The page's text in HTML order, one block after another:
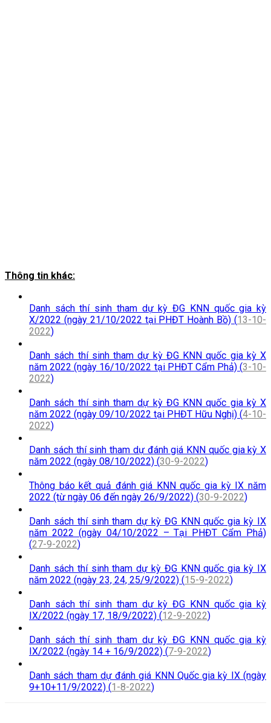
Thông tin khác:
Danh sách thí sinh tham dự kỳ ĐG KNN quốc gia kỳ
X/2022 (ngày 21/10/2022 tại PHĐT Hoành Bồ) (13-10-
2022)
Danh sách thí sinh tham dự kỳ ĐG KNN quốc gia kỳ X
năm 2022 (ngày 16/10/2022 tại PHĐT Cẩm Phả) (3-10-
2022)
Danh sách thí sinh tham dự kỳ ĐG KNN quốc gia kỳ X
năm 2022 (ngày 09/10/2022 tại PHĐT Hữu Nghị) (4-10-
2022)
Danh sách thí sinh tham dự đánh giá KNN quốc gia kỳ X
năm 2022 (ngày 08/10/2022) (30-9-2022)
Thông báo kết quả đánh giá KNN quốc gia kỳ IX năm
2022 (từ ngày 06 đến ngày 26/9/2022) (30-9-2022)
Danh sách thí sinh tham dự kỳ ĐG KNN quốc gia kỳ IX
năm 2022 (ngày 04/10/2022 – Tại PHĐT Cẩm Phả)
(27-9-2022)
Danh sách thí sinh tham dự kỳ ĐG KNN quốc gia kỳ IX
năm 2022 (ngày 23, 24, 25/9/2022) (15-9-2022)
Danh sách thí sinh tham dự kỳ ĐG KNN quốc gia kỳ
IX/2022 (ngày 17, 18/9/2022) (12-9-2022)
Danh sách thí sinh tham dự kỳ ĐG KNN quốc gia kỳ
IX/2022 (ngày 14 + 16/9/2022) (7-9-2022)
Danh sách tham dự đánh giá KNN Quốc gia kỳ IX (ngày
9+10+11/9/2022) (1-8-2022)